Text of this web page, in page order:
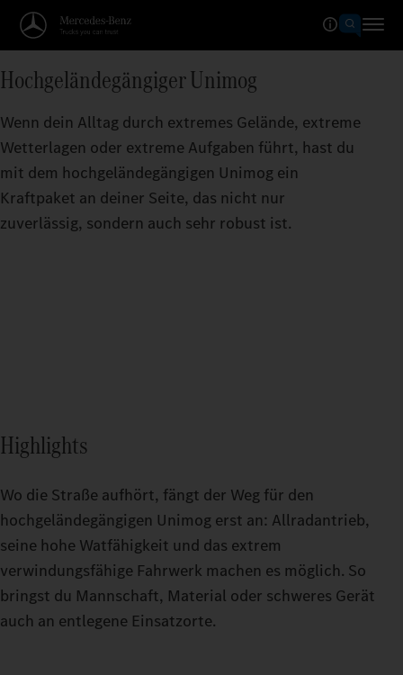
Hochgeländegängiger Unimog
Wenn dein Alltag durch extremes Gelände, extreme
Wetterlagen oder extreme Aufgaben führt, hast du
mit dem hochgeländegängigen Unimog ein
Kraftpaket an deiner Seite, das nicht nur
zuverlässig, sondern auch sehr robust ist.
Highlights
Wo die Straße aufhört, fängt der Weg für den
hochgeländegängigen Unimog erst an: Allradantrieb,
seine hohe Watfähigkeit und das extrem
verwindungsfähige Fahrwerk machen es möglich. So
bringst du Mannschaft, Material oder schweres Gerät
auch an entlegene Einsatzorte.